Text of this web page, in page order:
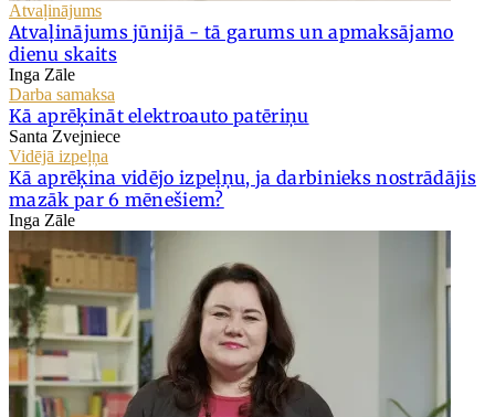
Atvaļinājums
Atvaļinājums jūnijā - tā garums un apmaksājamo
dienu skaits
Inga Zāle
Darba samaksa
Kā aprēķināt elektroauto patēriņu
Santa Zvejniece
Vidējā izpeļņa
Kā aprēķina vidējo izpeļņu, ja darbinieks nostrādājis
mazāk par 6 mēnešiem?
Inga Zāle